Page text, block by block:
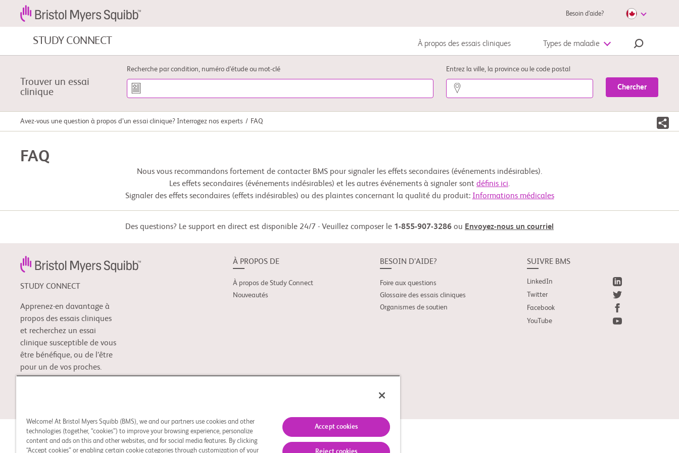
Besoin d’aide?
STUDY CONNECT À propos des essais cliniques Types de maladie
Cancers du sang et maladies du sang Cancer du poumon Mélanome
Trouver un essai
clinique
Recherche par condition, numéro d'étude ou mot-clé Entrez la ville, la province ou le code postal
Chercher
Avez-vous une question à propos d’un essai clinique? Interrogez nos experts FAQ
FAQ
Nous vous recommandons fortement de contacter BMS pour signaler les effets secondaires (événements indésirables).
Les effets secondaires (événements indésirables) et les autres événements à signaler sont définis ici.
Signaler des effets secondaires (effets indésirables) ou des plaintes concernant la qualité du produit: Informations médicales
Des questions? Le support en direct est disponible 24/7 - Veuillez composer le 1-855-907-3286 ou Envoyez-nous un courriel
STUDY CONNECT
Apprenez-en davantage à
propos des essais cliniques
et recherchez un essai
clinique susceptible de vous
être bénéfique, ou de l’être
pour un de vos proches.
À PROPOS DE
À propos de Study Connect
Nouveautés
BESOIN D’AIDE?
Foire aux questions
Glossaire des essais cliniques
Organismes de soutien
SUIVRE BMS
LinkedIn
Twitter
Facebook
YouTube
Welcome! At Bristol Myers Squibb (BMS), we and our partners use cookies and other
technologies (together, “cookies”) to improve your browsing experience, personalize
content and ads on this and other websites, and for social media features. By clicking
“Accept cookies” or enabling certain cookie categories through customization of your
Accept cookies